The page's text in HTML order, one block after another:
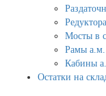
Мосты в
Рамы а.м.
Кабины
Остатки на